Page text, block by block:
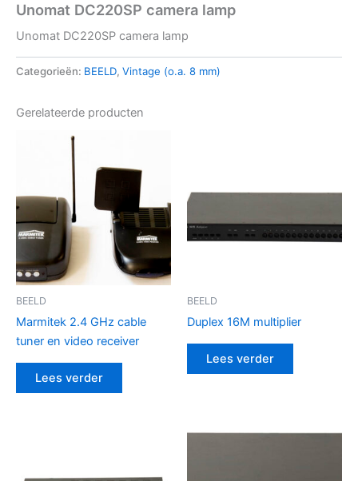
Unomat DC220SP camera lamp
Unomat DC220SP camera lamp
Categorieën: BEELD, Vintage (o.a. 8 mm)
Gerelateerde producten
BEELD
Marmitek 2.4 GHz cable
tuner en video receiver
Lees verder
BEELD
Duplex 16M multiplier
Lees verder